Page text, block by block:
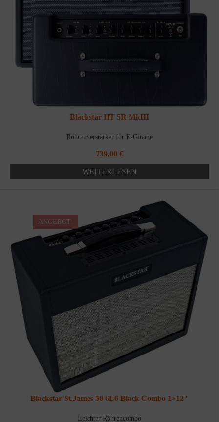
Blackstar HT 5R MkIII
Röhrenverstärker für E-Gitarre
739,00 €
WEITERLESEN
Blackstar St.James 50 6L6 Black Combo 1×12″
Leichter Röhrencombo
ANGEBOT!